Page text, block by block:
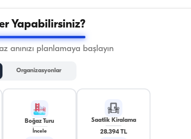
Yapabilirsiniz?
anınızı planlamaya başlayın
Organizasyonlar
Boğaz Turu
İncele
Saatlik Kiralama
28.394 TL